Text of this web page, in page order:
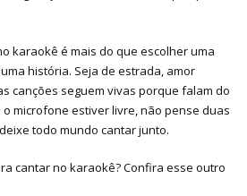
karaokê é mais do que escolher uma
história. Seja de estrada, amor
canções seguem vivas porque falam do
o microfone estiver livre, não pense duas
todo mundo cantar junto.
cantar no karaokê? Confira esse outro